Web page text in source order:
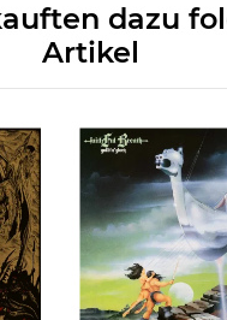
dazu
Artikel